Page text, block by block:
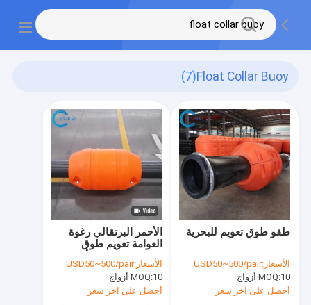
Float Collar Buoy
(7)
الأحمر البرتقالي رغوة
العوامة تعويم طوق
التعويم الدوراني مصبوب
الأسعار:USD50~500/pair
MOQ:10 أزواج
أحصل على آخر سعر
طفو طوق تعويم للبحرية
الأسعار:USD50~500/pair
MOQ:10 أزواج
أحصل على آخر سعر